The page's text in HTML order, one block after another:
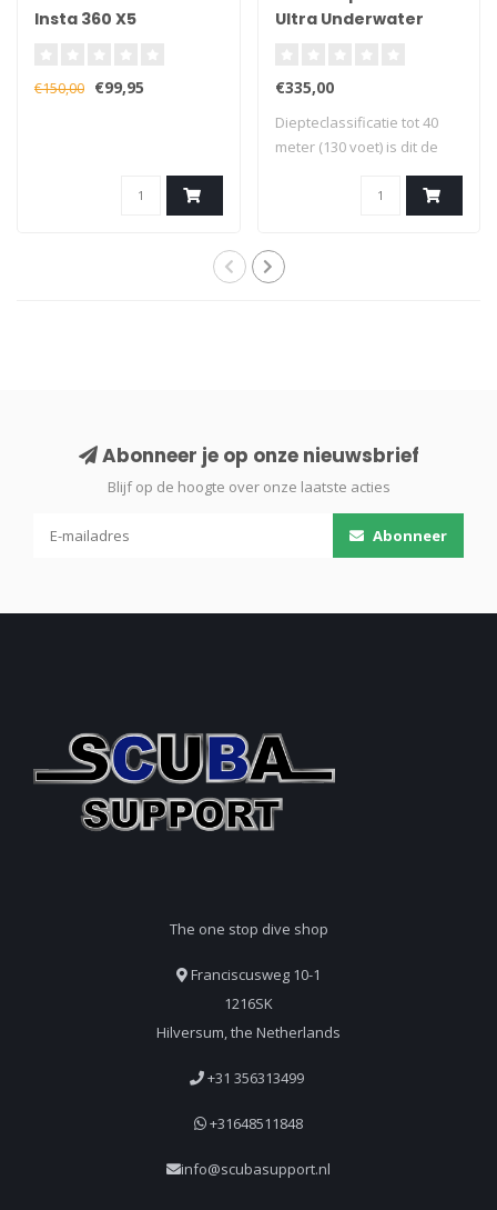
Insta 360 X5
€150,00 €99,95
Ultra Underwater
€335,00
Diepteclassificatie tot 40
meter (130 voet) is dit de
Abonneer je op onze nieuwsbrief
Blijf op de hoogte over onze laatste acties
Abonneer
The one stop dive shop
Franciscusweg 10-1
1216SK
Hilversum, the Netherlands
+31 356313499
+31648511848
info@scubasupport.nl